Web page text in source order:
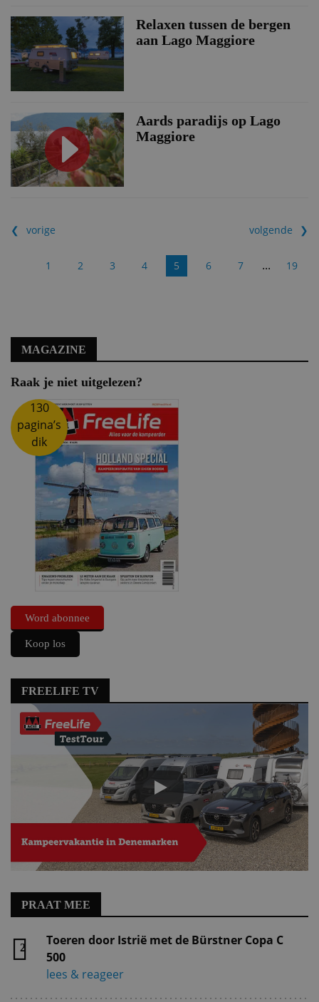
Relaxen tussen de bergen
aan Lago Maggiore
Aards paradijs op Lago
Maggiore
vorige
1 2 3 4 5 6 7 ... 19
volgende
MAGAZINE
Raak je niet uitgelezen?
130
pagina’s
dik
Word abonnee
Koop los
FREELIFE TV
PRAAT MEE
2
Toeren door Istrië met de Bürstner Copa C
500
lees & reageer